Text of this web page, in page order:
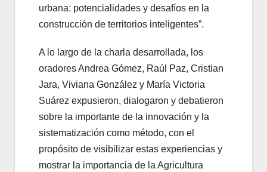
urbana: potencialidades y desafíos en la
construcción de territorios inteligentes”.
A lo largo de la charla desarrollada, los
oradores Andrea Gómez, Raúl Paz, Cristian
Jara, Viviana González y María Victoria
Suárez expusieron, dialogaron y debatieron
sobre la importante de la innovación y la
sistematización como método, con el
propósito de visibilizar estas experiencias y
mostrar la importancia de la Agricultura